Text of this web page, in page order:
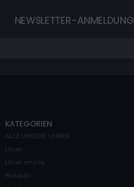
NEWSLETTER-ANMELDUNG
KATEGORIEN
ALLE UNSERE UHREN
Uhren
Uhren empire
Portaluhr